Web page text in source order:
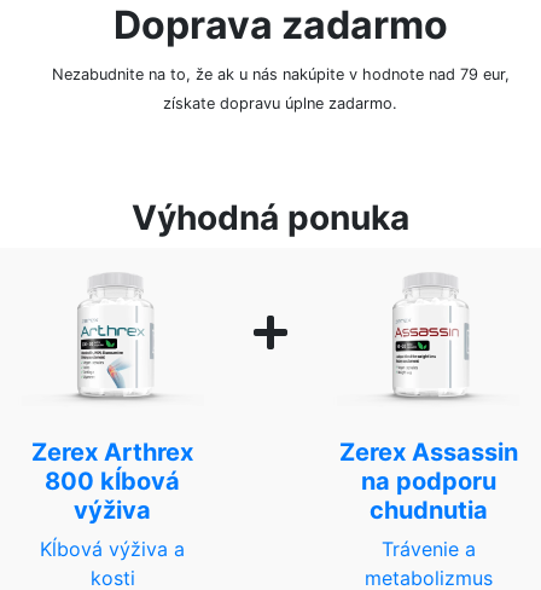
Doprava zadarmo
Nezabudnite na to, že ak u nás nakúpite v hodnote nad 79 eur,
získate dopravu úplne zadarmo.
Výhodná ponuka
Zerex Arthrex
800 kĺbová
výživa
Kĺbová výživa a
kosti
Zerex Assassin
na podporu
chudnutia
Trávenie a
metabolizmus